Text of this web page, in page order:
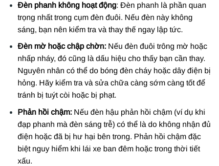
Đèn phanh không hoạt động: Đèn phanh là phần quan
trọng nhất trong cụm đèn đuôi. Nếu đèn này không
sáng, bạn nên kiểm tra và thay thế ngay lập tức.
Đèn mờ hoặc chập chờn:Nếu đèn đuôi trông mờ hoặc
nhấp nháy, đó cũng là dấu hiệu cho thấy bạn cần thay.
Nguyên nhân có thể do bóng đèn cháy hoặc dây điện bị
hỏng. Hãy kiểm tra và sửa chữa càng sớm càng tốt để
tránh bị tuýt còi hoặc bị phạt.
Phản hồi chậm:Nếu đèn hậu phản hồi chậm (ví dụ khi
đạp phanh mà đèn sáng trễ) có thể là do không nhận đủ
điện hoặc đã bị hư hại bên trong. Phản hồi chậm đặc
biệt nguy hiểm khi lái xe ban đêm hoặc trong thời tiết
xấu.